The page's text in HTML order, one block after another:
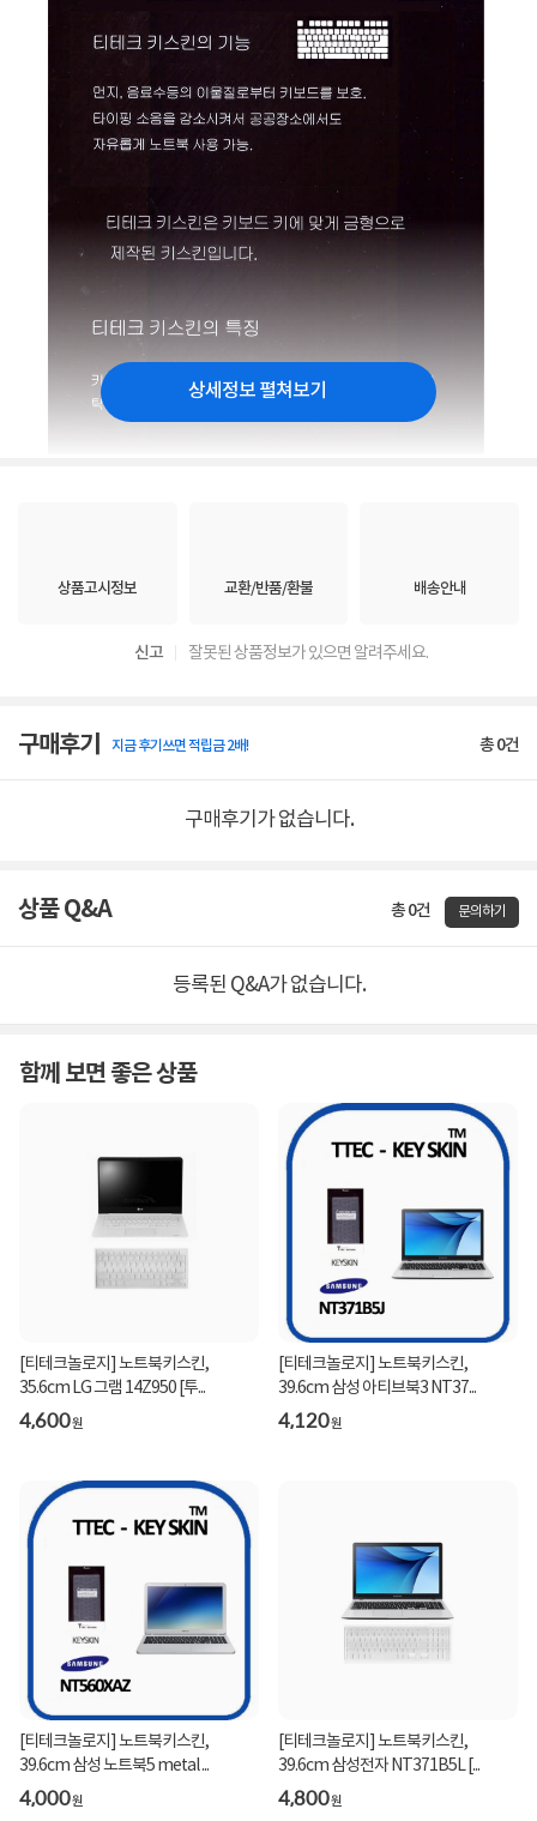
상세정보 펼쳐보기
상품고시정보 교환/반품/환불 배송안내
신고 잘못된 상품정보가 있으면 알려주세요.
구매후기 지금 후기쓰면 적립금 2배! 총0건
구매후기가 없습니다.
상품 Q&A 총 0건 문의하기
등록된 Q&A가 없습니다.
함께 보면 좋은 상품
[티테크놀로지] 노트북키스킨,
35.6cm LG 그램 14Z950 [투...
4,600원
[티테크놀로지] 노트북키스킨,
39.6cm 삼성 아티브북3 NT37...
4,120원
[티테크놀로지] 노트북키스킨,
39.6cm 삼성 노트북5 metal ...
4,000원
[티테크놀로지] 노트북키스킨,
39.6cm 삼성전자 NT371B5L [...
4,800원